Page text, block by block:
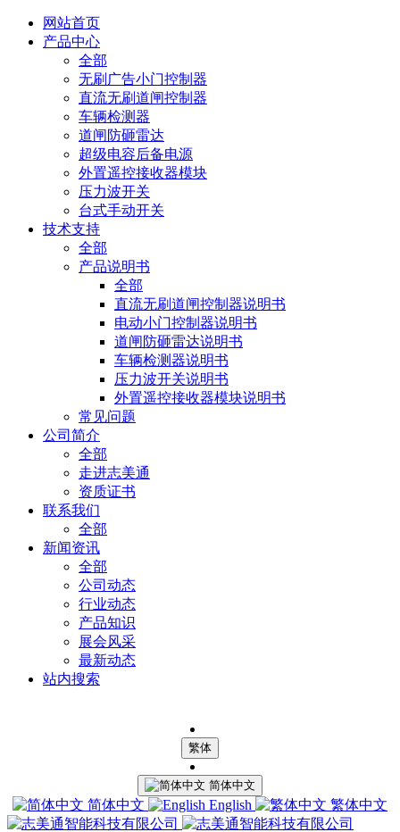
网站首页
产品中心
全部
无刷广告小门控制器
直流无刷道闸控制器
车辆检测器
道闸防砸雷达
超级电容后备电源
外置遥控接收器模块
压力波开关
台式手动开关
技术支持
全部
产品说明书
全部
直流无刷道闸控制器说明书
电动小门控制器说明书
道闸防砸雷达说明书
车辆检测器说明书
压力波开关说明书
外置遥控接收器模块说明书
常见问题
公司简介
全部
走进志美通
资质证书
联系我们
全部
新闻资讯
全部
公司动态
行业动态
产品知识
展会风采
最新动态
站内搜索
繁体
简体中文
简体中文 English 繁体中文